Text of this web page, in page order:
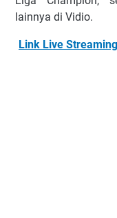
lаіnnуа dі Vіdіо.
Link Live